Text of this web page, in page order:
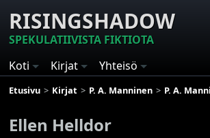
RISINGSHADOW
SPEKULATIIVISTA FIKTIOTA
Koti
Kirjat Yhteisö
Etusivu Kirjat P. A. Manninen P. A.
Ellen Helldor